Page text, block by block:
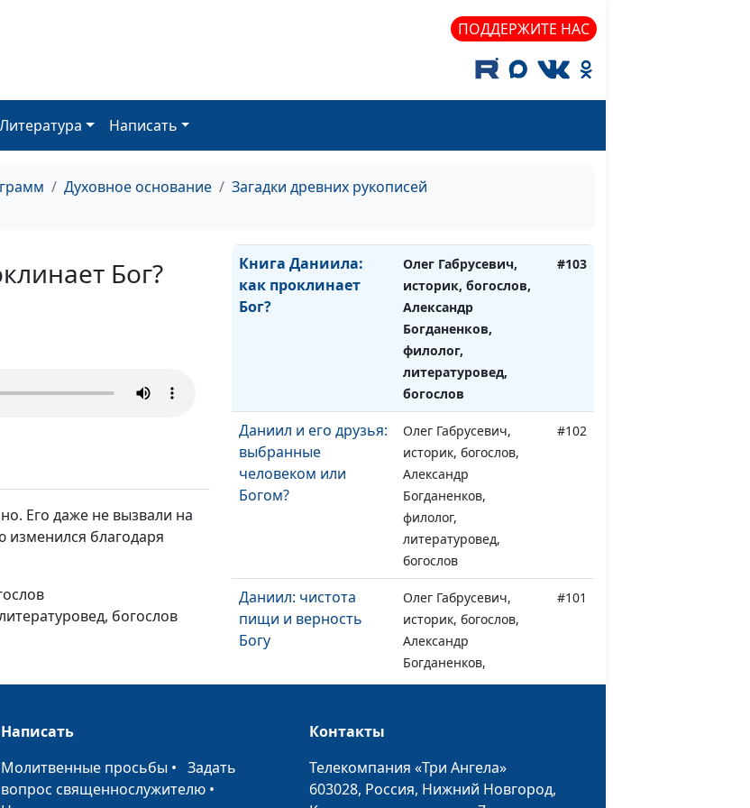
ПОДДЕРЖИТЕ НАС
Литература Написать
Духовное основание
Загадки древних рукописей
Бог?
Его даже не вызвали на
благодаря
богослов
филолог,
литературовед,
Когда грех — совсем
Олег Габрусевич,
филолог,
#104
Книга Даниила:
как проклинает
Бог?
Олег Габрусевич,
историк, богослов,
Александр
Богданенков,
филолог,
литературовед,
богослов
#103
Даниил и его друзья:
выбранные
человеком или
Богом?
Олег Габрусевич,
историк, богослов,
Александр
Богданенков,
филолог,
литературовед,
богослов
#102
Даниил: чистота
пищи и верность
Богу
Олег Габрусевич,
историк, богослов,
Александр
Богданенков,
филолог,
#101
Главная весть книги
пророка Даниила
Олег Габрусевич,
историк, богослов,
Написать
Молитвенные просьбы •Задать
вопрос священнослужителю •
Контакты
Телекомпания «Три Ангела»
603028, Россия, Нижний Новгород,